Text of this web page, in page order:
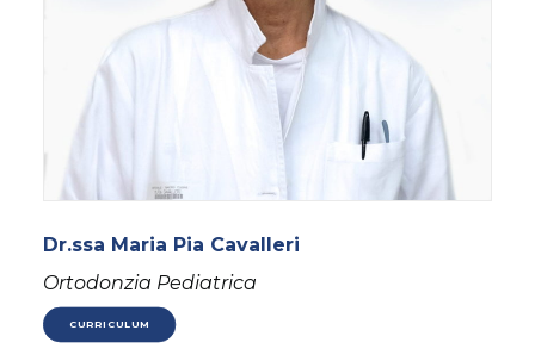
Dr.ssa Maria Pia Cavalleri
Ortodonzia Pediatrica
CURRICULUM